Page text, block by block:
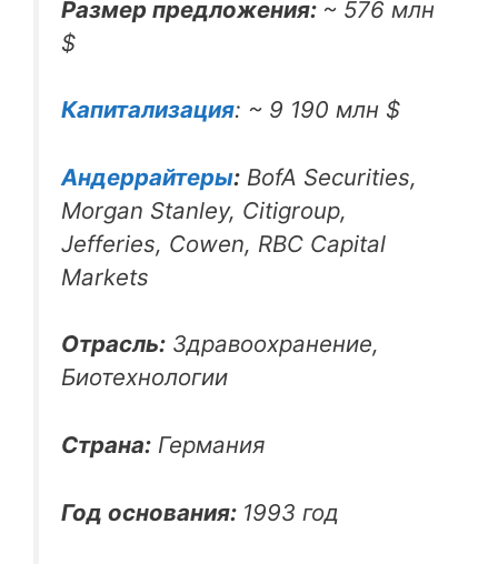
Размер предложения: ~ 576 млн
$
Капитализация: ~ 9 190 млн $
Андеррайтеры: BofA Securities,
Morgan Stanley, Citigroup,
Jefferies, Cowen, RBC Capital
Markets
Отрасль: Здравоохранение,
Биотехнологии
Страна: Германия
Год основания: 1993 год